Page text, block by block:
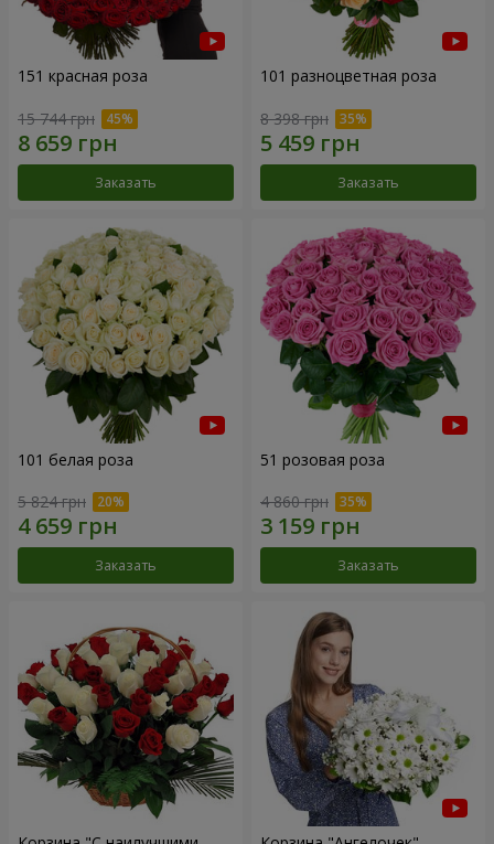
151 красная роза
15 744 грн
Заказать
101 разноцветная роза
8 398 грн
Заказать
101 белая роза
5 824 грн
Заказать
51 розовая роза
4 860 грн
Заказать